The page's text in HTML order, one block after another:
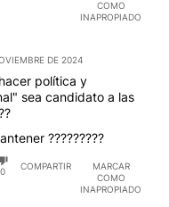
COMO
INAPROPIADO
DE 2024
política y
sea candidato a las
?????????
0
COMPARTIR
MARCAR
COMO
INAPROPIADO